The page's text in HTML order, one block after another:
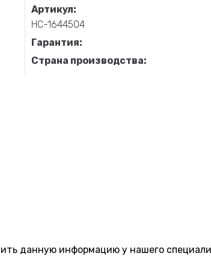
Артикул:
НС-1644504
Гарантия:
Страна производства:
данную информацию у нашего